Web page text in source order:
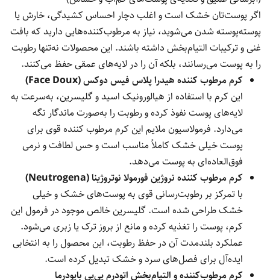
اگر پوست‌تان خشک است و اغلب دچار احساس کشیدگی، خارش یا
پوسته‌پوسته شدن می‌شوید، نیاز به مرطوب‌کننده‌هایی دارید که بافت
غنی و ترکیبات التیام‌بخش داشته باشند. این محصولات نه‌تنها رطوبت
را به پوست می‌رسانند، بلکه آن را در لایه‌های عمقی حفظ می‌کنند.
کرم مرطوب کننده هیدرا پلاس فیس دوکس (Face Doux)
این کرم با استفاده از هیالورونیک اسید و گلیسرین، به‌سرعت به
لایه‌های پوست نفوذ کرده و رطوبت را به‌صورت ماندگار نگه
می‌دارد. فرمولاسیون ملایم این کرم مرطوب کننده قوی برای
پوست خیلی خشک کاملاً مناسب است و حس لطافت و نرمی
فوق‌العاده‌ای به پوست می‌دهد.
کرم مرطوب کننده نروژین فورمولا نوتروژینا (Neutrogena)
با تمرکز بر رطوبت‌رسانی قوی به پوست‌های خشک و خیلی
خشک طراحی شده است. گلیسرین خالص موجود در فرمول این
کرم، پوست را تغذیه کرده و مانع از بروز ترک یا زبری می‌شود.
عملکرد بلندمدت آن در حفظ رطوبت، این محصول را به انتخابی
ایده‌آل برای فصل‌های سرد و خشک تبدیل کرده است.
کرم مرطوب‌کننده و التیام‌بخش اتودرم پی‌پی بایودرما